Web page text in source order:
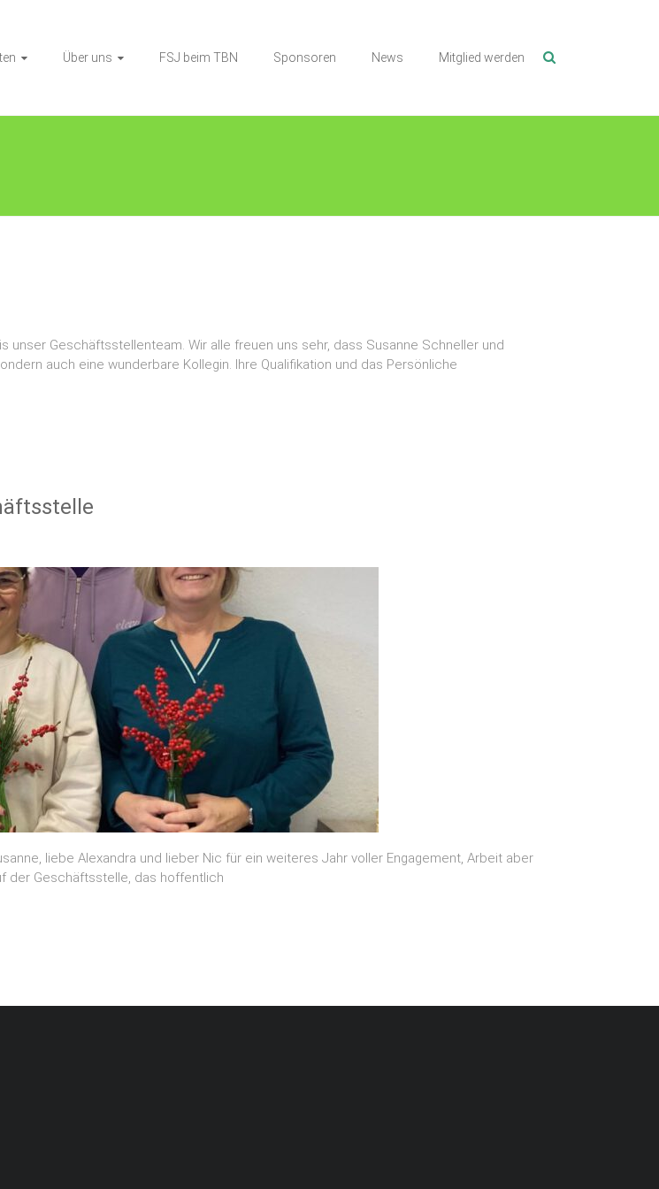
Über uns FSJ beim TBN Sponsoren News Mitglied werden
unser Geschäftsstellenteam. Wir alle freuen uns sehr, dass Susanne Schneller und
auch eine wunderbare Kollegin. Ihre Qualifikation und das Persönliche
liebe Alexandra und lieber Nic für ein weiteres Jahr voller Engagement, Arbeit aber
der Geschäftsstelle, das hoffentlich